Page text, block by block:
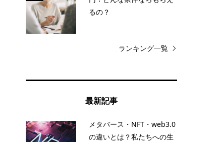
るの？
ランキング一覧
最新記事
メタバース・NFT・web3.0
の違いとは？私たちへの生